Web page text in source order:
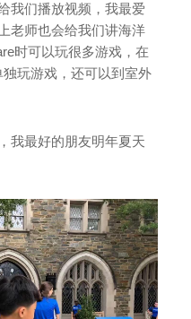
我们播放视频，我最爱
老师也会给我们讲海洋
时可以玩很多游戏，在
玩游戏，还可以到室外
我最好的朋友明年夏天